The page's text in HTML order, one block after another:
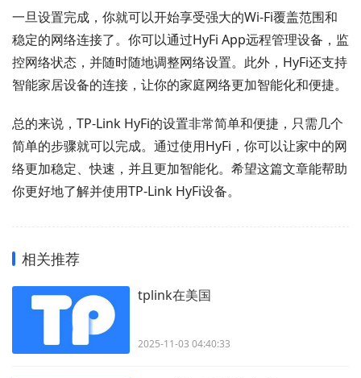
一旦设置完成，你就可以开始享受强大的Wi-Fi覆盖范围和
稳定的网络连接了。你可以通过HyFi App远程管理设备，监
控网络状态，并随时随地调整网络设置。此外，HyFi还支持
智能家居设备的连接，让你的家庭网络更加智能化和便捷。
总的来说，TP-Link HyFi的设置非常简单和便捷，只需几个
简单的步骤就可以完成。通过使用HyFi，你可以让家中的网
络更加稳定、快速，并且更加智能化。希望这篇文章能帮助
你更好地了解并使用TP-Link HyFi设备。
相关推荐
tplink在美国
2025-11-03 04:40:33